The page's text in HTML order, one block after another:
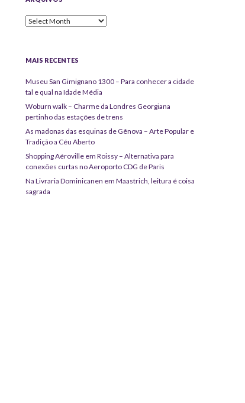
Arquivos
MAIS RECENTES
Museu San Gimignano 1300 – Para conhecer a cidade
tal e qual na Idade Média
Woburn walk – Charme da Londres Georgiana
pertinho das estações de trens
As madonas das esquinas de Gênova – Arte Popular e
Tradição a Céu Aberto
Shopping Aéroville em Roissy – Alternativa para
conexões curtas no Aeroporto CDG de Paris
Na Livraria Dominicanen em Maastrich, leitura é coisa
sagrada